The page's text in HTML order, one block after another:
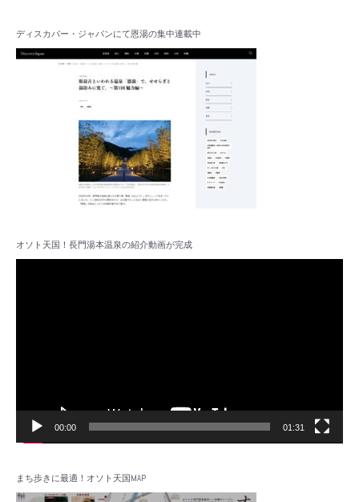
ディスカバー・ジャパンにて恩湯の集中連載中
オソト天国！長門湯本温泉の紹介動画が完成
00:00 01:31
まち歩きに最適！オソト天国MAP